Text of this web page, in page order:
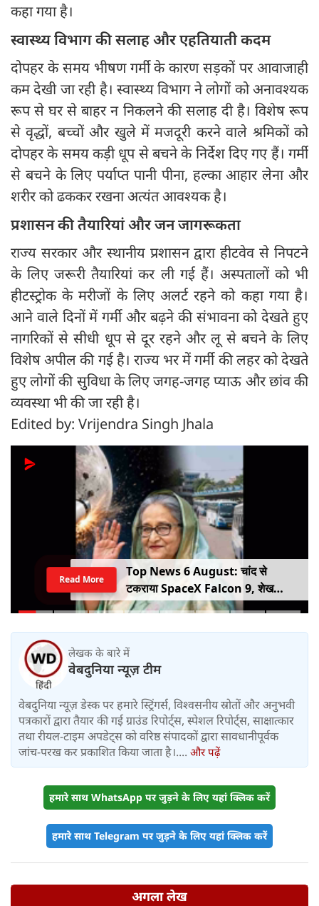
कहा गया है।
स्वास्थ्य विभाग की सलाह और एहतियाती कदम
दोपहर के समय भीषण गर्मी के कारण सड़कों पर आवाजाही
कम देखी जा रही है। स्वास्थ्य विभाग ने लोगों को अनावश्यक
रूप से घर से बाहर न निकलने की सलाह दी है। विशेष रूप
से वृद्धों, बच्चों और खुले में मजदूरी करने वाले श्रमिकों को
दोपहर के समय कड़ी धूप से बचने के निर्देश दिए गए हैं। गर्मी
से बचने के लिए पर्याप्त पानी पीना, हल्का आहार लेना और
शरीर को ढककर रखना अत्यंत आवश्यक है।
प्रशासन की तैयारियां और जन जागरूकता
राज्य सरकार और स्थानीय प्रशासन द्वारा हीटवेव से निपटने
के लिए जरूरी तैयारियां कर ली गई हैं। अस्पतालों को भी
हीटस्ट्रोक के मरीजों के लिए अलर्ट रहने को कहा गया है।
आने वाले दिनों में गर्मी और बढ़ने की संभावना को देखते हुए
नागरिकों से सीधी धूप से दूर रहने और लू से बचने के लिए
विशेष अपील की गई है। राज्य भर में गर्मी की लहर को देखते
हुए लोगों की सुविधा के लिए जगह-जगह प्याऊ और छांव की
व्यवस्था भी की जा रही है।
Edited by: Vrijendra Singh Jhala
Top News 6 August: चांद से
टकराया SpaceX Falcon 9, शेख
हसीना की घर वापसी का ऐलान, MP में बस
Read More
लेखक के बारे में
वेबदुनिया न्यूज़ टीम
वेबदुनिया न्यूज़ डेस्क पर हमारे स्ट्रिंगर्स, विश्वसनीय स्रोतों और अनुभवी
पत्रकारों द्वारा तैयार की गई ग्राउंड रिपोर्ट्स, स्पेशल रिपोर्ट्स, साक्षात्कार
तथा रीयल-टाइम अपडेट्स को वरिष्ठ संपादकों द्वारा सावधानीपूर्वक
जांच-परख कर प्रकाशित किया जाता है।.... और पढ़ें
हमारे साथ WhatsApp पर जुड़ने के लिए यहां क्लिक करें
हमारे साथ Telegram पर जुड़ने के लिए यहां क्लिक करें
अगला लेख